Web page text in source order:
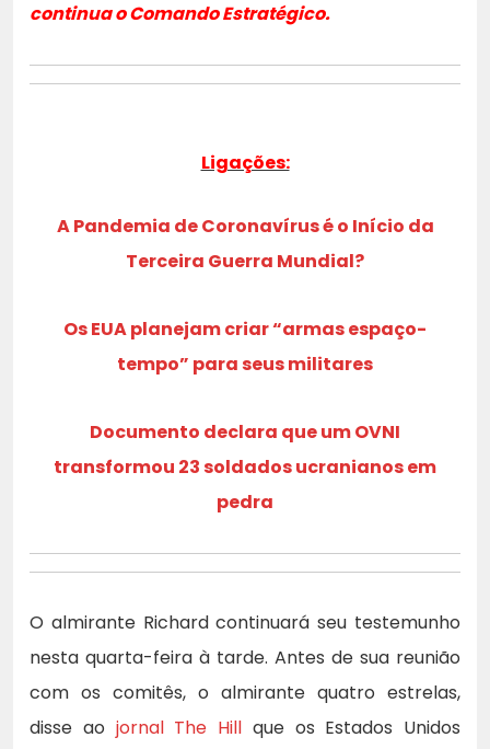
continua o Comando Estratégico.
Ligações:
A Pandemia de Coronavírus é o Início da
Terceira Guerra Mundial?
Os EUA planejam criar “armas espaço-
tempo” para seus militares
Documento declara que um OVNI
transformou 23 soldados ucranianos em
pedra
O almirante Richard continuará seu testemunho
nesta quarta-feira à tarde. Antes de sua reunião
com os comitês, o almirante quatro estrelas,
disse ao jornal The Hill que os Estados Unidos